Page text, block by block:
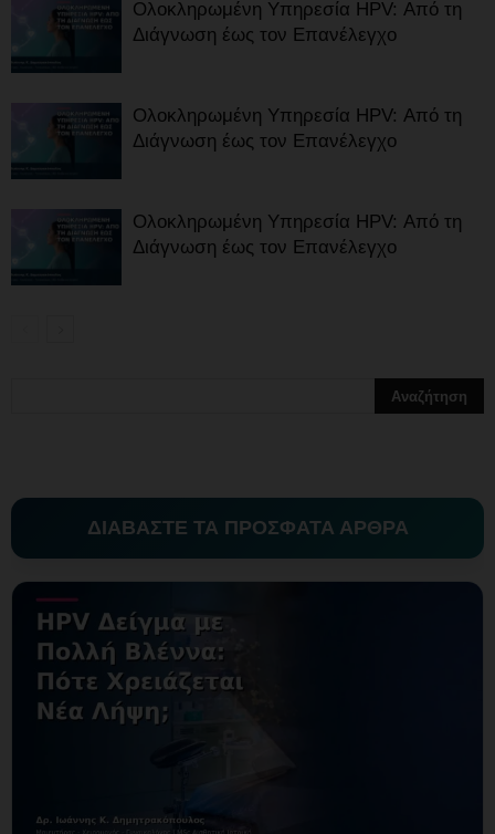
Ολοκληρωμένη Υπηρεσία HPV: Από τη
Διάγνωση έως τον Επανέλεγχο
Ολοκληρωμένη Υπηρεσία HPV: Από τη
Διάγνωση έως τον Επανέλεγχο
Ολοκληρωμένη Υπηρεσία HPV: Από τη
Διάγνωση έως τον Επανέλεγχο
ΔΙΑΒΑΣΤΕ ΤΑ ΠΡΟΣΦΑΤΑ ΑΡΘΡΑ